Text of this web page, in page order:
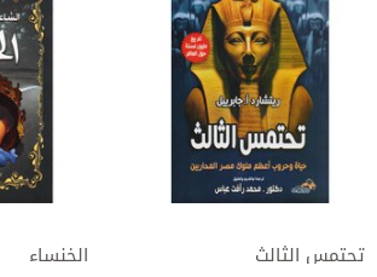
الخنساء‎